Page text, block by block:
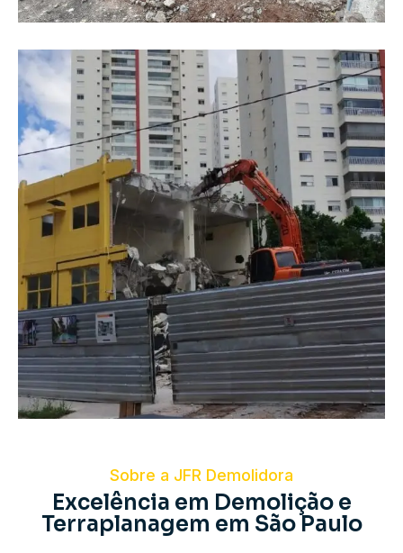
Sobre a JFR Demolidora
Excelência em Demolição e
Terraplanagem em São Paulo